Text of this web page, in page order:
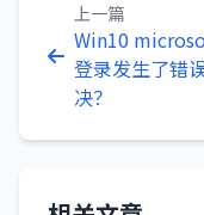
上一篇
Win10
登录发生了错
决？